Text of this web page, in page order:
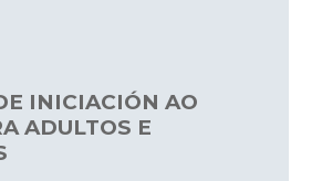
INICIACIÓN AO
ADULTOS E